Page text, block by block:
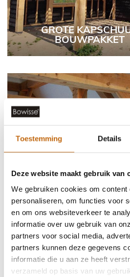
Toestemming Details
Deze website maakt gebruik van
We gebruiken cookies om content
personaliseren, om functies voor
en om ons websiteverkeer te
informatie over uw gebruik van
partners voor social media,
partners kunnen deze gegevens
informatie die u aan ze heeft
verzameld op basis van uw
GROTE
BOUWPAKKET
KAPSCHUUR
COMBINATIE
DOUGLAS
PREFAB